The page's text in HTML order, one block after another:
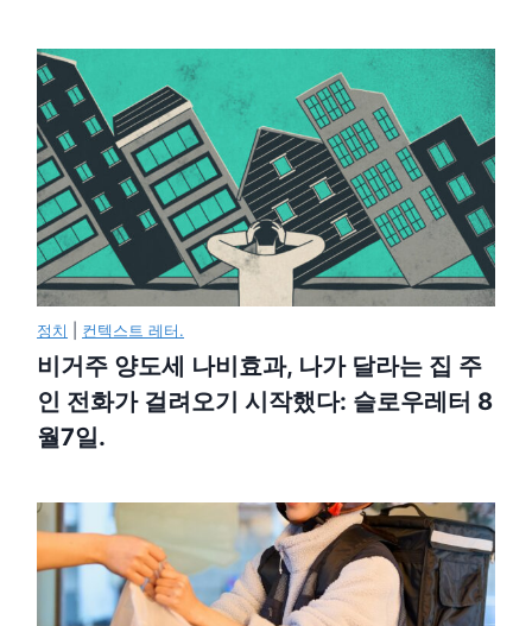
정치 컨텍스트 레터.
비거주 양도세 나비효과, 나가 달라는 집 주
인 전화가 걸려오기 시작했다: 슬로우레터 8
월7일.